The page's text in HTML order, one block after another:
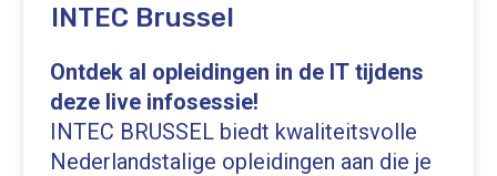
INTEC Brussel
Ontdek al opleidingen in de IT tijdens
deze live infosessie!
INTEC BRUSSEL biedt kwaliteitsvolle
Nederlandstalige opleidingen aan die je